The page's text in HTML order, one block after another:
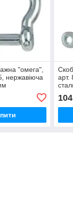
"омега",
нержавіюча
арт.
104